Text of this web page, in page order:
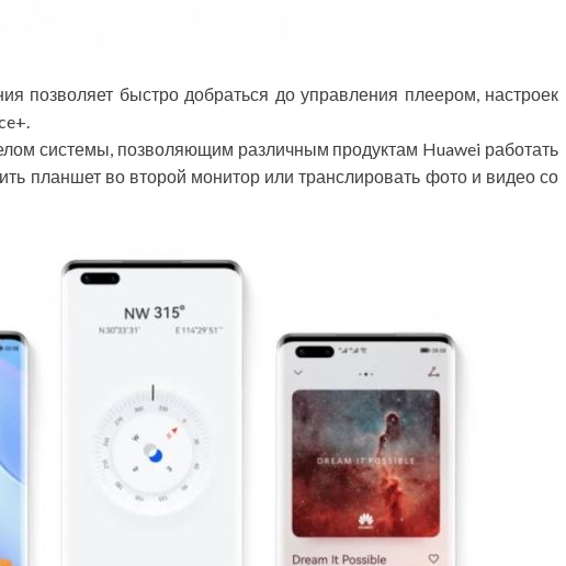
позволяет быстро добраться до управления плеером, настроек
системы, позволяющим различным продуктам Huawei работать
планшет во второй монитор или транслировать фото и видео со